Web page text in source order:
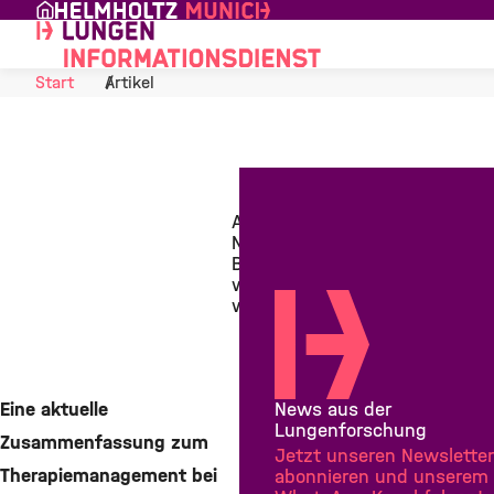
Skip to Content
Start
Artikel
Antibiotika bei
Non-CF-
Bronchiektasen:
was, wann und
wozu?
9. April 2014
Eine aktuelle
Zusammenfassung zum
Therapiemanagement bei
Teilen
Teilen
News aus der
Lungenforschung
Jetzt unseren Newsletter
abonnieren und unserem